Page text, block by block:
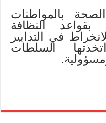
بالمواطنات
بقواعد النظافة
في التدابير
السلطات